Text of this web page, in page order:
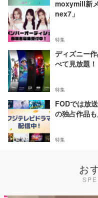
moxymill新
nex7」
特集
ディズニー
べて見放題！
特集
FODでは放
の独占作品
特集
お